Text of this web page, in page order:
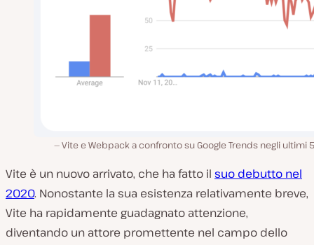
Vite e Webpack a confronto su Google Trends negli ultimi
Vite è un nuovo arrivato, che ha fatto il suo debutto nel
2020. Nonostante la sua esistenza relativamente breve,
Vite ha rapidamente guadagnato attenzione,
diventando un attore promettente nel campo dello